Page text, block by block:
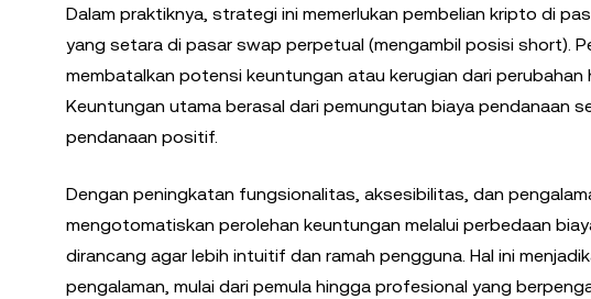
Dalam praktiknya, strategi ini memerlukan pembelian kripto di
yang setara di pasar swap perpetual (mengambil posisi short).
membatalkan potensi keuntungan atau kerugian dari
Keuntungan utama berasal dari pemungutan biaya pendanaan
pendanaan positif.
Dengan peningkatan fungsionalitas, aksesibilitas, dan
mengotomatiskan perolehan keuntungan melalui perbedaan
dirancang agar lebih intuitif dan ramah pengguna. Hal ini
pengalaman, mulai dari pemula hingga profesional yang